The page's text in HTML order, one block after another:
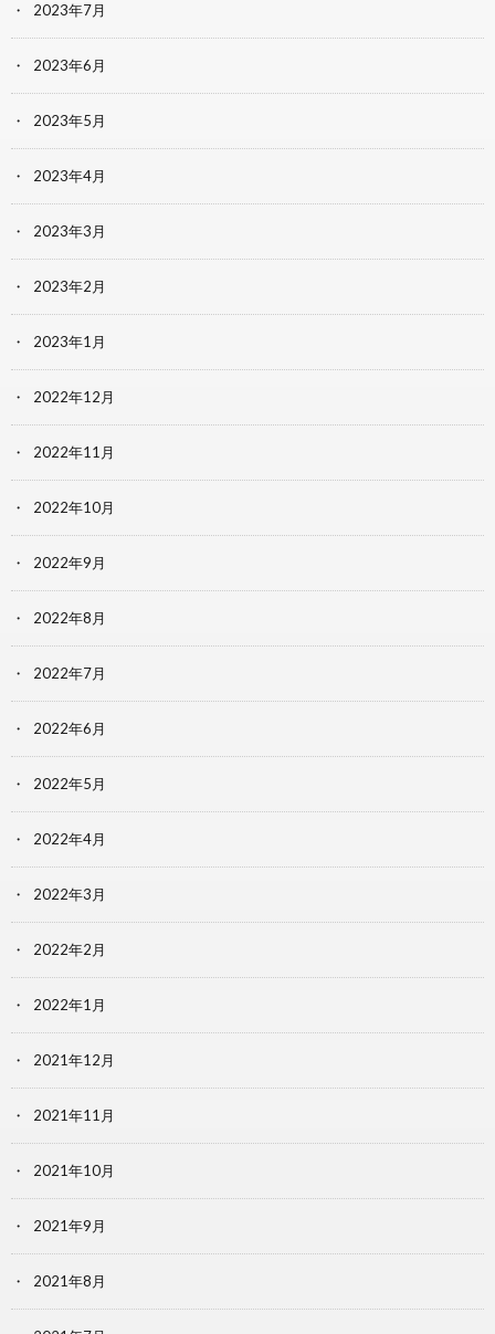
2023年7月
2023年6月
2023年5月
2023年4月
2023年3月
2023年2月
2023年1月
2022年12月
2022年11月
2022年10月
2022年9月
2022年8月
2022年7月
2022年6月
2022年5月
2022年4月
2022年3月
2022年2月
2022年1月
2021年12月
2021年11月
2021年10月
2021年9月
2021年8月